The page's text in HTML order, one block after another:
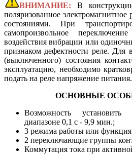
ВНИМАНИЕ: В
поляризованное
состояниями. При
самопроизвольное
воздействия вибрации или
признаком дефектности реле. Для
(выключенного) состояния
эксплуатацию, необходимо
подать на реле напряжение питания.
ОСНОВНЫЕ
Возможность
диапазоне 0,1 с - 9,9 мин.;
3 режима работы или функция
2 переключающие группы
Коммутация тока при